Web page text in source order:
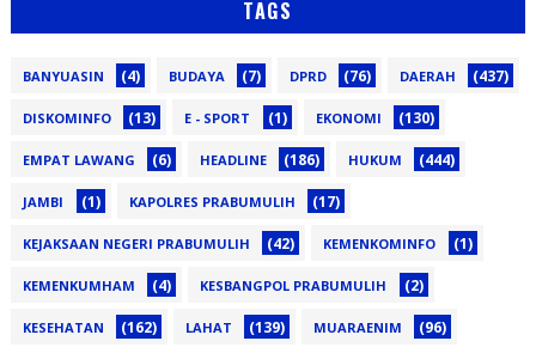
TAGS
BANYUASIN (4) BUDAYA (7) DPRD (76) DAERAH (437)
DISKOMINFO (13) E - SPORT (1) EKONOMI (130)
EMPAT LAWANG (6) HEADLINE (186) HUKUM (444)
JAMBI (1) KAPOLRES PRABUMULIH (17)
KEJAKSAAN NEGERI PRABUMULIH (42) KEMENKOMINFO (1)
KEMENKUMHAM (4) KESBANGPOL PRABUMULIH (2)
KESEHATAN (162) LAHAT (139) MUARAENIM (96)